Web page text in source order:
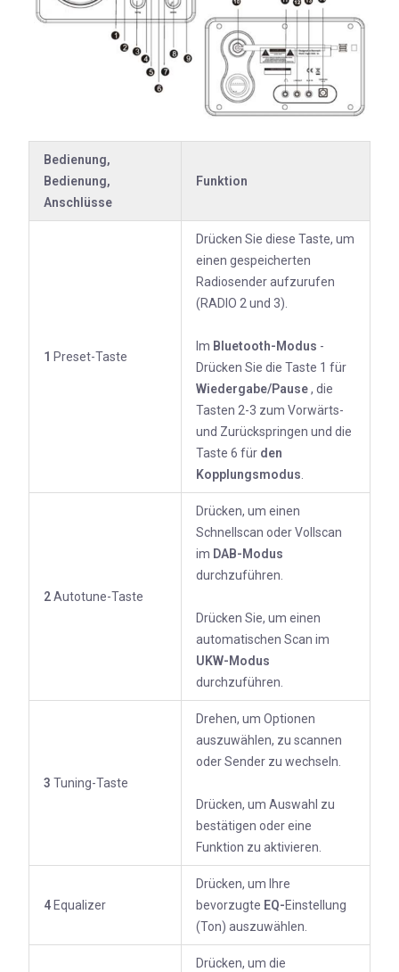
Bedienung,
Bedienung,
Anschlüsse
Funktion
1 Preset-Taste
Drücken Sie diese Taste, um
einen gespeicherten
Radiosender aufzurufen
(RADIO 2 und 3).
Im Bluetooth-Modus -
Drücken Sie die Taste 1 für
Wiedergabe/Pause, die
Tasten 2-3 zum Vorwärts-
und Zurückspringen und die
Taste 6 für den
Kopplungsmodus
2Autotune-Taste
Drücken, um einen
Schnellscan oder Vollscan
im DAB-Modus
durchzuführen.
Drücken Sie, um einen
automatischen Scan im
UKW-Modus
durchzuführen.
3 Tuning-Taste
Drehen, um Optionen
auszuwählen, zu scannen
oder Sender zu wechseln.
Drücken, um Auswahl zu
bestätigen oder eine
Funktion zu aktivieren.
4 Equalizer
Drücken, um Ihre
bevorzugte EQ-Einstellung
(Ton) auszuwählen.
Drücken, um die